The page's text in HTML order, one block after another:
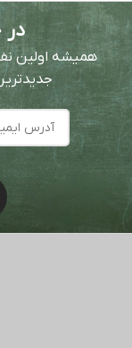
همیشه اولین